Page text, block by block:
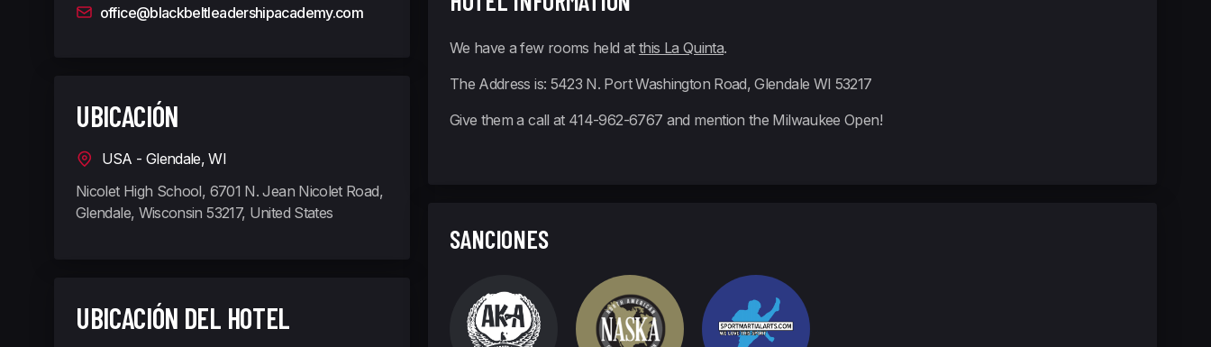
office@blackbeltleadershipacademy.com
UBICACIÓN
USA - Glendale, WI
Nicolet High School, 6701 N. Jean Nicolet Road,
Glendale, Wisconsin 53217, United States
UBICACIÓN DEL HOTEL
We have a few rooms held at this La Quinta.
The Address is: 5423 N. Port Washington Road, Glendale WI 53217
Give them a call at 414-962-6767 and mention the Milwaukee Open!
SANCIONES